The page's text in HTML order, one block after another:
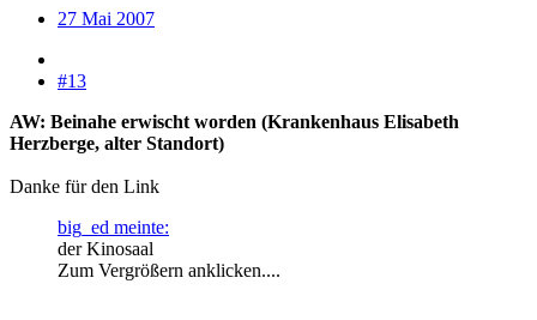
27 Mai 2007
#13
AW: Beinahe erwischt worden (Krankenhaus Elisabeth
Herzberge, alter Standort)
Danke für den Link
big_ed meinte:
der Kinosaal
Zum Vergrößern anklicken....